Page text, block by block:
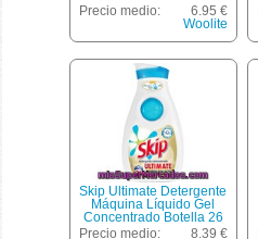
Precio medio:
6.95 €
Woolite
Skip Ultimate Detergente
Máquina Líquido Gel
Concentrado Botella 26
Dosis
Precio medio:
8.39 €